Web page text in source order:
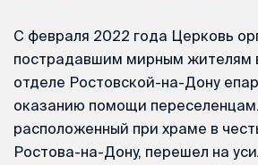
C февраля 2022 года Церковь
пострадавшим мирным жителям
отделе Ростовской-на-Дону
оказанию помощи
расположенный при храме в
Ростова-на-Дону, перешел на